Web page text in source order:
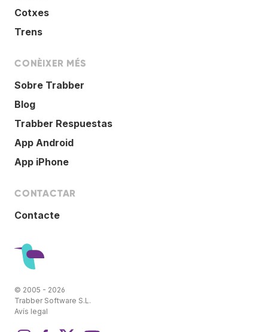
Cotxes
Trens
CONÈIXER MÉS
Sobre Trabber
Blog
Trabber Respuestas
App Android
App iPhone
CONTACTAR
Contacte
© 2005 - 2026
Trabber Software S.L.
Avís legal